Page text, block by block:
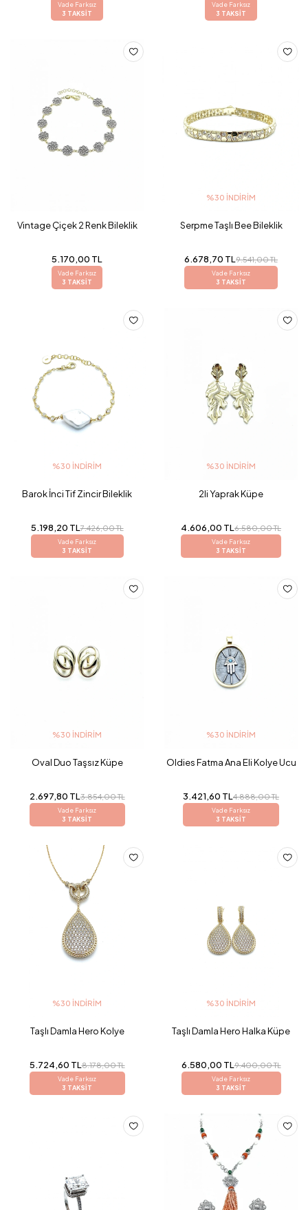
Vade Farksız
3 TAKSİT
Vade Farksız
3 TAKSİT
Vintage Çiçek 2 Renk Bileklik
5.170,00 TL
Vade Farksız
3 TAKSİT
%30 İNDIRIM
Serpme Taşlı Bee Bileklik
6.678,70 TL9.541,00 TL
Vade Farksız
3 TAKSİT
%30 İNDIRIM
Barok İnci Tif Zincir Bileklik
5.198,20 TL7.426,00 TL
Vade Farksız
3 TAKSİT
%30 İNDIRIM
2li Yaprak Küpe
4.606,00 TL6.580,00 TL
Vade Farksız
3 TAKSİT
%30 İNDIRIM
Oval Duo Taşsız Küpe
2.697,80 TL3.854,00 TL
Vade Farksız
3 TAKSİT
%30 İNDIRIM
Oldies Fatma Ana Eli Kolye Ucu
3.421,60 TL4.888,00 TL
Vade Farksız
3 TAKSİT
%30 İNDIRIM
Taşlı Damla Hero Kolye
5.724,60 TL8.178,00 TL
Vade Farksız
3 TAKSİT
%30 İNDIRIM
Taşlı Damla Hero Halka Küpe
6.580,00 TL9.400,00 TL
Vade Farksız
3 TAKSİT